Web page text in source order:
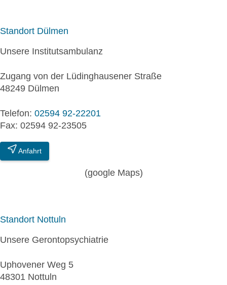
Standort Dülmen
Unsere Institutsambulanz
Zugang von der Lüdinghausener Straße
48249 Dülmen
Telefon: 02594 92-22201
Fax: 02594 92-23505
Anfahrt
(google Maps)
Standort Nottuln
Unsere Gerontopsychiatrie
Uphovener Weg 5
48301 Nottuln